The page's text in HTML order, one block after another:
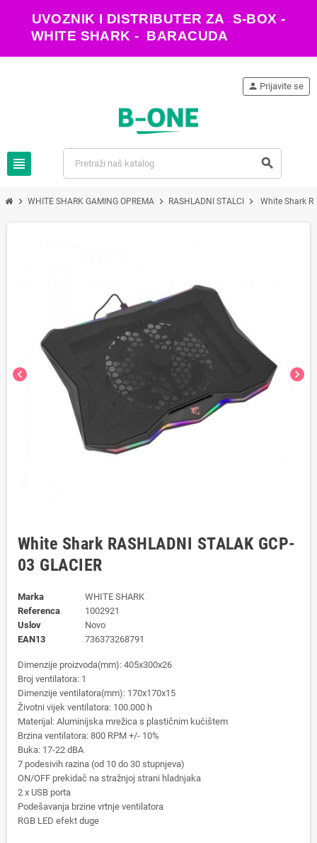
UVOZNIK I DISTRIBUTER ZA S-BOX -
WHITE SHARK - BARACUDA
view_headline search
person Prijavite se
chevron_right WHITE SHARK GAMING OPREMA chevron_right RASHLADNI STALCI chevron_right White Shark
chevron_left chevron_right
White Shark RASHLADNI STALAK GCP-
03 GLACIER
Marka
WHITE SHARK
Referenca
1002921
Uslov
Novo
EAN13
736373268791
Dimenzije proizvoda(mm): 405x300x26
Broj ventilatora: 1
Dimenzije ventilatora(mm): 170x170x15
Životni vijek ventilatora: 100.000 h
Materijal: Aluminijska mrežica s plastičnim kućištem
Brzina ventilatora: 800 RPM +/- 10%
Buka: 17-22 dBA
7 podesivih razina (od 10 do 30 stupnjeva)
ON/OFF prekidač na stražnjoj strani hladnjaka
2 x USB porta
Podešavanja brzine vrtnje ventilatora
RGB LED efekt duge